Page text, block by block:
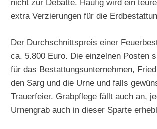
nicht zur Debatte. Häufig wird ein
extra Verzierungen für die
Der Durchschnittspreis einer
ca. 5.800 Euro. Die einzelnen Posten
für das Bestattungsunternehmen,
den Sarg und die Urne und falls
Trauerfeier. Grabpflege fällt auch an,
Urnengrab auch in dieser Sparte